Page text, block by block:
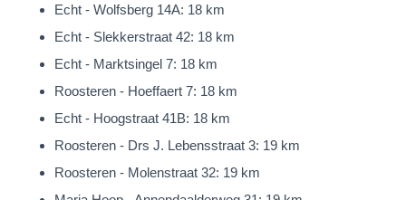
verswinkel/ijssalon, een restaurant en café. Daarnaast heeft
Leveroy een rijk verenigingsleven zoals bijvoorbeeld voetbal-
en tennisclub, harmonie en schutterij.
Het centrum van Nederweert en Heythuysen met een
uitgebreid aanbod voorzieningen zoals bijv. supermarkten en
winkels bevindt zich op zich 10 autominuten. Tenslotte is de
op- en afrit van de snelweg A2 richting Eindhoven & Maastricht
Echt - Wolfsberg 14A: 18 km
Echt - Slekkerstraat 42: 18 km
Echt - Marktsingel 7: 18 km
Roosteren - Hoeffaert 7: 18 km
Echt - Hoogstraat 41B: 18 km
Roosteren - Drs J. Lebensstraat 3: 19 km
Roosteren - Molenstraat 32: 19 km